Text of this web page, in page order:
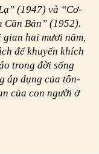
(1947) và “Cơ-
Căn Bản” (1952).
hai mươi năm,
để khuyến khích
trong đời sống
áp dụng của tôn-
của con người ở